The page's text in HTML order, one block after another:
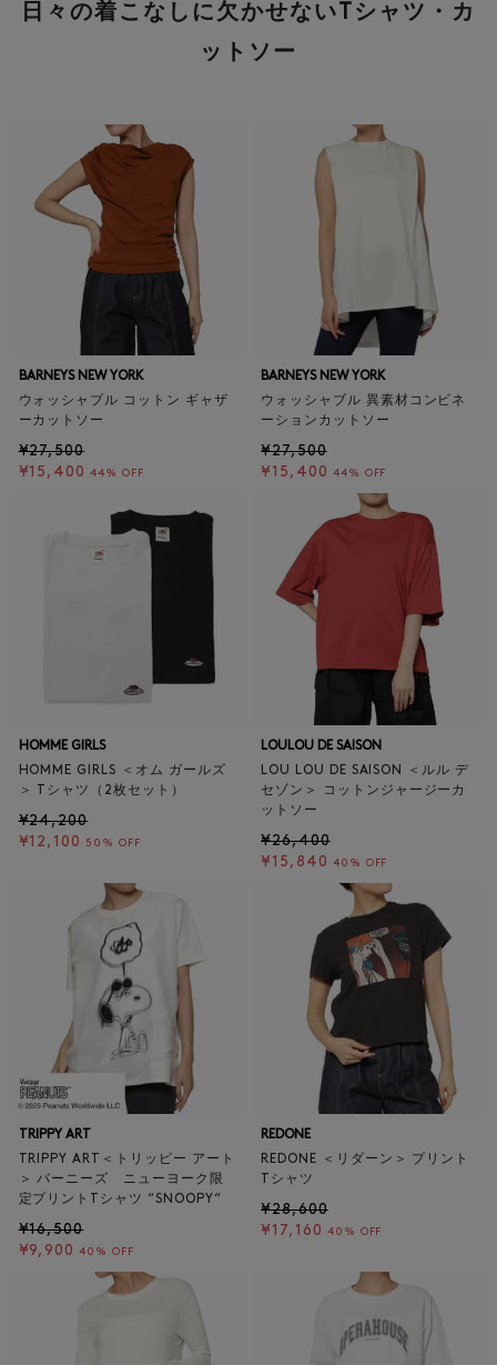
日々の着こなしに欠かせないTシャツ・カ
ットソー
BARNEYS NEW YORK
ウォッシャブル コットン ギャザ
ーカットソー
¥27,500
¥15,400 44% OFF
BARNEYS NEW YORK
ウォッシャブル 異素材コンビネ
ーションカットソー
¥27,500
¥15,400 44% OFF
HOMME GIRLS
HOMME GIRLS ＜オム ガールズ
＞ Tシャツ（2枚セット）
¥24,200
¥12,100
50% OFF
LOULOU DE SAISON
LOU LOU DE SAISON ＜ルル デ
セゾン＞ コットンジャージーカ
ットソー
¥26,400
¥15,840 40% OFF
TRIPPY ART
TRIPPY ART＜トリッピー アート
＞ バーニーズ ニューヨーク限
定プリントTシャツ “SNOOPY“
¥16,500
¥9,900 40% OFF
REDONE
REDONE ＜リダーン＞ プリント
Tシャツ
¥28,600
¥17,160 40% OFF